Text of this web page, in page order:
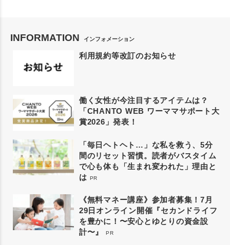
INFORMATION インフォメーション
利用規約等改訂のお知らせ
働く女性が今注目するアイテムは？
「CHANTO WEB ワーママサポート大
賞2026」発表！
「毎日ヘトヘト…」な私を救う、5分
間のリセット習慣。読者がバスタイム
で心も体も「生まれ変われた」理由と
は PR
《無料マネー講座》参加者募集！7月
29日オンライン開催『セカンドライフ
を豊かに！〜安心とゆとりの資金設
計〜』
PR